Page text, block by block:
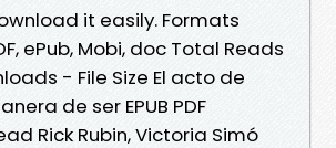
it easily. Formats
ePub, Mobi, doc Total Reads
- File Size El acto de
de ser EPUB PDF
Rick Rubin, Victoria Simó